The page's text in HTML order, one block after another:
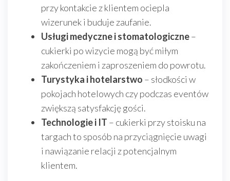
przy kontakcie z klientem ociepla
wizerunek i buduje zaufanie.
Usługi medyczne i stomatologiczne–
cukierki po wizycie mogą być miłym
zakończeniem i zaproszeniem do powrotu.
Turystyka i hotelarstwo – słodkości w
pokojach hotelowych czy podczas eventów
zwiększą satysfakcję gości.
Technologie i IT – cukierki przy stoisku na
targach to sposób na przyciągnięcie uwagi
i nawiązanie relacji z potencjalnym
klientem.